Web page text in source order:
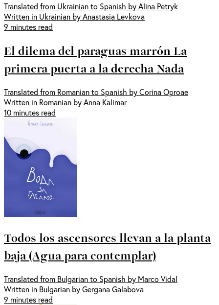
Translated from Ukrainian to Spanish by Alina Petryk
Written in Ukrainian by Anastasia Levkova
9 minutes read
El dilema del paraguas marrón La
primera puerta a la derecha Nada
Translated from Romanian to Spanish by Corina Oproae
Written in Romanian by Anna Kalimar
10 minutes read
Todos los ascensores llevan a la planta
baja (Agua para contemplar)
Translated from Bulgarian to Spanish by Marco Vidal
Written in Bulgarian by Gergana Galabova
9 minutes read